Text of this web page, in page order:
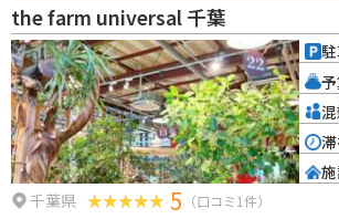
内では初の特別史跡指定です。 博物館や住居跡・貝層断面が見られる野外観
覧施設、復元集落などがあり、縄文時代の文化が学べ
す。加曽利貝塚博物館は、昭和41年に建設され、発
などが展示されています。貝塚が発掘した当時のまま
物や土の中から掘り出された「たて穴住居あと」や
っている様子を見ることができる野外施設があります。 現在は広大な史跡
園となっており、復元住居群や捨てられた貝殻の様
で、縄文時代の様子を体感することができます。また
も行われており、縄文時代の人々の生活について深く
the farm universal 千葉
千葉県 5 （口コミ1件）
駐
予
混
滞
施